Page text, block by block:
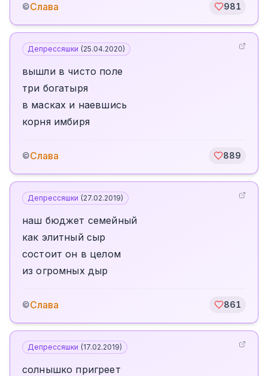
©Слава 981
Депрессяшки (25.04.2020)
вышли в чисто поле
три богатыря
в масках и наевшись
корня имбиря
©Слава 889
Депрессяшки (27.02.2019)
наш бюджет семейный
как элитный сыр
состоит он в целом
из огромных дыр
©Слава 861
Депрессяшки (17.02.2019)
солнышко пригреет